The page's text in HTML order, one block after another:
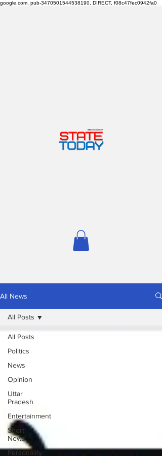
google.com, pub-3470501544538190, DIRECT, f08c47fec0942fa0
All News
All Posts
Politics
News
Opinion
Uttar
Pradesh
Entertainment
Short
News
Personality
All Posts